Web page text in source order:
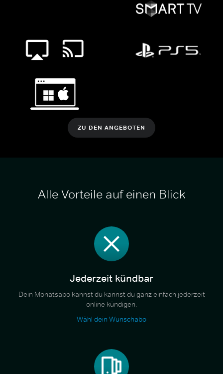
ZU DEN ANGEBOTEN
Alle Vorteile auf einen Blick
Jederzeit kündbar
Dein Monatsabo kannst du kannst du ganz einfach jederzeit
online kündigen.
Wähl dein Wunschabo